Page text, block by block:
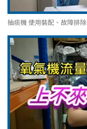
抽痰機 使用裝配、故障排除